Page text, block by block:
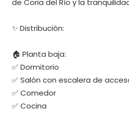
de Coria del Río y la
✨ Distribución:
🏠 Planta baja:
✅ Dormitorio
✅ Salón con escalera de
✅ Comedor
✅ Cocina